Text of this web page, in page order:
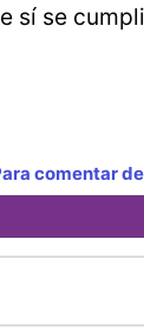
sí se
comentar